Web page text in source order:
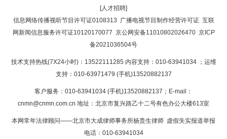
返回首页
[人才招聘]
信息网络传播视听节目许可证0108313 广播电视节目制作经营许可证 互联
网新闻信息服务许可证10120170077 京公网安备11010802026470 京ICP
备2021036504号
技术支持热线(7X24小时)：13522111285 内容支持：010-63941034 ；运维
支持：010-63971479 (手机)13520882137
客户服务：010-63941034 (手机)13520882137；E-mail：
cnmn@cnmn.com.cn 地址：北京市复兴路乙十二号有色办公大楼613室
本网常年法律顾问——北京市大成律师事务所杨贵生律师 虚假失实报道举报
电话：010-63941034